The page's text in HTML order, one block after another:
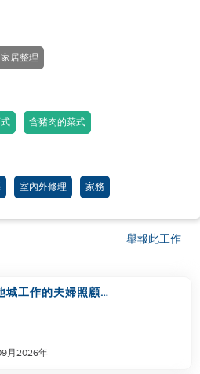
家居整理
含豬肉的菜式
室內外修理 家務
舉報此工作
城工作的夫婦照顧嬰
月2026年